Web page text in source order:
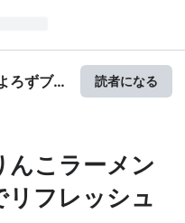
ろずブ
読者になる
んこラーメン
リフレッシュ